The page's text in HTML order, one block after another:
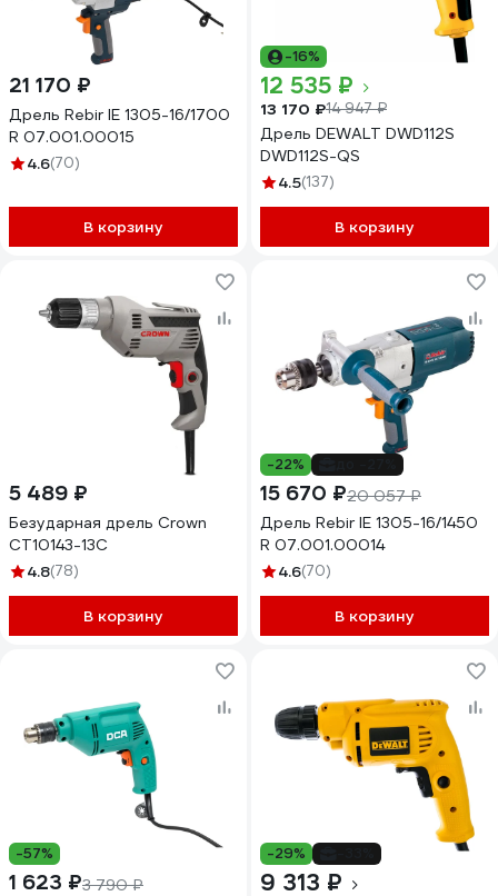
21 170 ₽
Дрель Rebir IE 1305-16/1700
R 07.001.00015
4.6(70)
В корзину
-16%
12 535 ₽
13 170 ₽14 947 ₽
Дрель DEWALT DWD112S
DWD112S-QS
4.5(137)
В корзину
5 489 ₽
Безударная дрель Crown
CT10143-13C
4.8(78)
В корзину
-22%
15 670 ₽20 057 ₽
Дрель Rebir IE 1305-16/1450
R 07.001.00014
4.6(70)
В корзину
-57%
1 623 ₽3 790 ₽
-29%
9 313 ₽